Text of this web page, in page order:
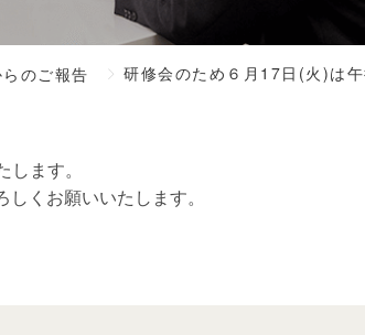
のご報告 研修会のため６月17日(火)は午後休診い
ます。
くお願いいたします。